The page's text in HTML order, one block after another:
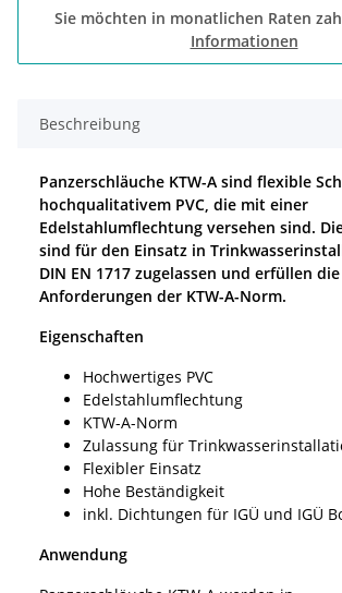
Sie möchten in monatlichen Raten
Informationen
Beschreibung
Panzerschläuche KTW-A sind flexible
hochqualitativem PVC, die mit einer
Edelstahlumflechtung versehen sind.
sind für den Einsatz in
DIN EN 1717 zugelassen und erfüllen die
Anforderungen der KTW-A-Norm.
Eigenschaften
Hochwertiges PVC
Edelstahlumflechtung
KTW-A-Norm
Zulassung für
Flexibler Einsatz
Hohe Beständigkeit
inkl. Dichtungen für IGÜ und IGÜ
Anwendung